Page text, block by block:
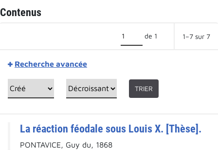
Contenus
de 1 1–7 sur 7
Recherche avancée
TRIER
La réaction féodale sous Louis X. [Thèse].
PONTAVICE, Guy du, 1868